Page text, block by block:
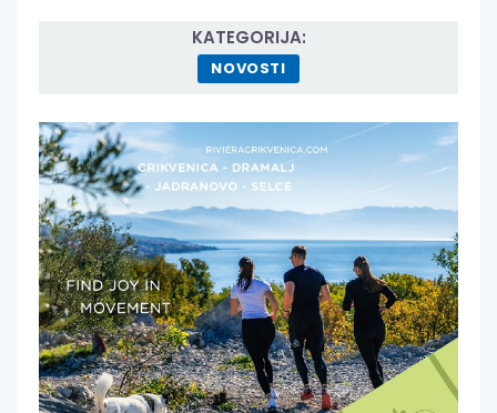
KATEGORIJA:
NOVOSTI